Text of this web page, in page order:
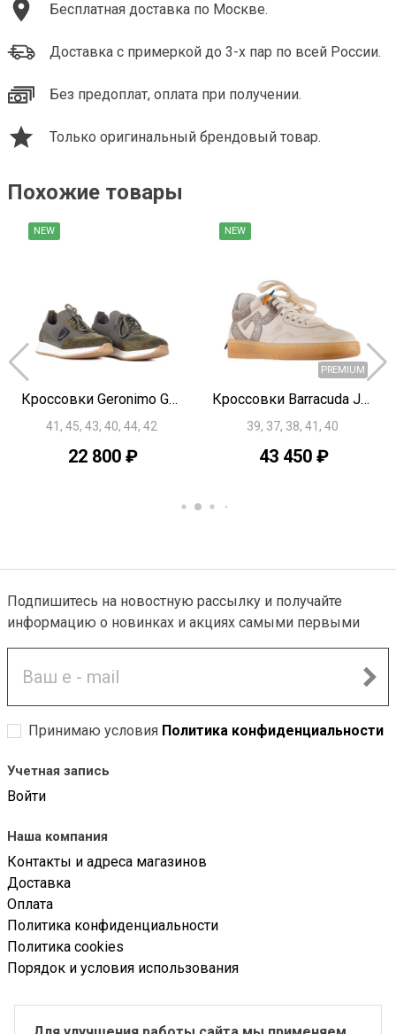
Бесплатная доставка по Москве.
Доставка с примеркой до 3-х пар по всей России.
Без предоплат, оплата при получении.
Только оригинальный брендовый товар.
Похожие товары
NEW
Кроссовки Geronimo G3656
41, 45, 43, 40, 44, 42
22 800 ₽
NEW
Кроссовки Barracuda J3720
39, 37, 38, 41, 40
43 450 ₽
Подпишитесь на новостную рассылку и получайте
информацию о новинках и акциях самыми первыми
Принимаю условия Политика конфиденциальности
Учетная запись
Войти
Наша компания
Контакты и адреса магазинов
Доставка
Оплата
Политика конфиденциальности
Политика cookies
Порядок и условия использования
ООО «Солоной»